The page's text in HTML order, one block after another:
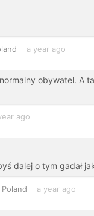
a year ago
obywatel. A
ago
dalej o tym gadał
Poland a year ago